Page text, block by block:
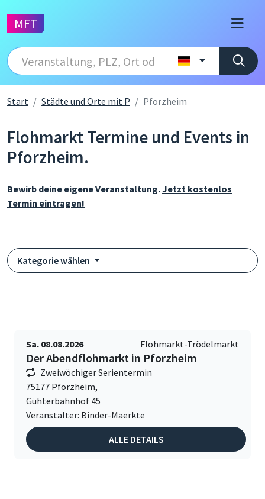
MFT
Start Städte und Orte mit P Pforzheim
Flohmarkt Termine und Events in
Pforzheim.
Bewirb deine eigene Veranstaltung.Jetzt kostenlos
Termin eintragen!
Kategorie wählen
Sa. 08.08.2026 Flohmarkt-Trödelmarkt
Der Abendflohmarkt in Pforzheim
Zweiwöchiger Serientermin
75177 Pforzheim,
Gühterbahnhof 45
Veranstalter: Binder-Maerkte
ALLE DETAILS